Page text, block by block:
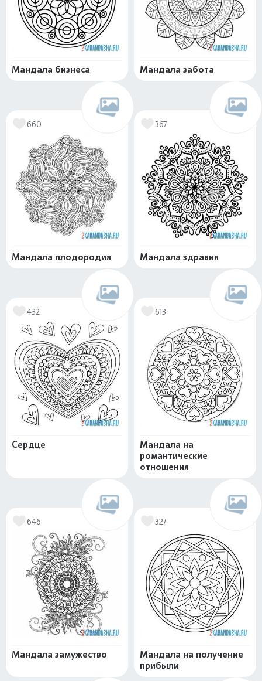
Мандала бизнеса Мандала забота
660
Мандала плодородия
367
Мандала здравия
432
Сердце
613
Мандала на
романтические
отношения
646
Мандала замужество
327
Мандала на получение
прибыли